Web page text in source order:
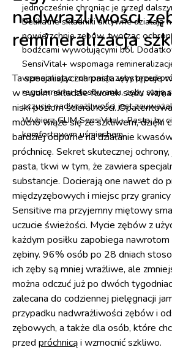
jednocześnie chroniąc je przed
Delikatne składniki aktywne działają
powierzchnię zębów, tworząc
bodźcami wywołującymi ból.
SensiVital+ wspomaga
wzmacniając i chroniąc zęby przed
regularnemu stosowaniu, zęby stają
uczucie nadwrażliwości jest
Wybierz GUM SensiVital+ Pasta, by
komfortowym uśmiechem.
nadwrażliwości
remineralizacja
Ta specjalistyczna pasta występuje
w swoim składzie fluorek sodu
niski poziom ścieralności.
mocno wiąże się ze szkliwem, dzięki
bardziej odporne na działanie
próchnicę. Sekret skutecznej
pasta, tkwi w tym, że zawiera
substancje. Docierają one nawet do
międzyzębowych i miejsc przy
Sensitive ma przyjemny miętowy
uczucie świeżości. Mycie zębów z
każdym posiłku zapobiega
zębiny. 96% osób po 28 dniach
ich zęby są mniej wrażliwe, ale
można odczuć już po dwóch
zalecana do codziennej pielęgnacji
przypadku nadwrażliwości zębów i
zębowych, a także dla osób, które
przed próchnicąi wzmocnić szkliwo.